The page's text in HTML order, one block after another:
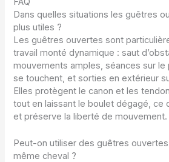
Dans quelles situations les guêtres
plus utiles ?
Les guêtres ouvertes sont
travail monté dynamique : saut
mouvements amples, séances sur le
se touchent, et sorties en extérieur
Elles protègent le canon et les
tout en laissant le boulet dégagé, ce
et préserve la liberté de mouvement.
Peut-on utiliser des guêtres
même cheval ?